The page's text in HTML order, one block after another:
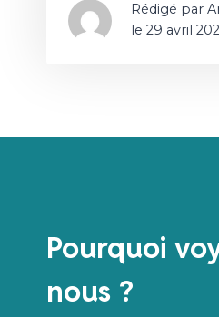
Rédigé par
le 29 avril
Pourquoi
nous ?